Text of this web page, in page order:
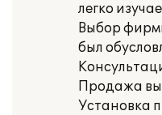
легко
Выбор
был
Продажа
Установка